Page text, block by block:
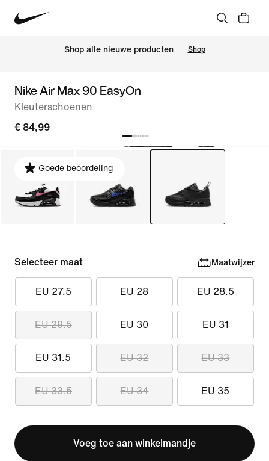
Shop alle nieuwe producten Shop
Nike Air Max 90 EasyOn
Kleuterschoenen
€ 84,99
Goede beoordeling
Selecteer maat Maatwijzer
EU 27.5 EU 28 EU 28.5
EU 29.5 EU 30 EU 31
EU 31.5 EU 32 EU 33
EU 33.5 EU 34 EU 35
Voeg toe aan winkelmandje